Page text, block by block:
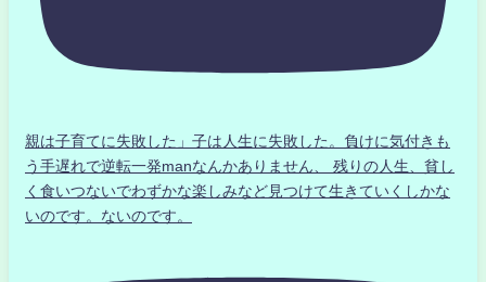
親は子育てに失敗した」子は人生に失敗した。負けに気付きも
う手遅れで逆転一発manなんかありません、 残りの人生、貧し
く食いつないでわずかな楽しみなど見つけて生きていくしかな
いのです。ないのです。